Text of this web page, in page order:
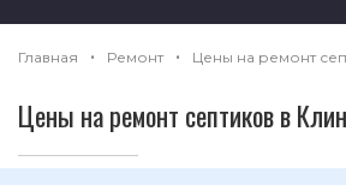
Главная Ремонт Цены на ремонт
Цены на ремонт септиков в